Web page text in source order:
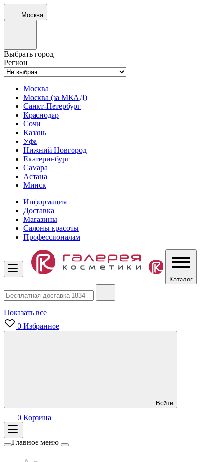
Москва
Выбрать город
Регион
Москва
Москва (за МКАД)
Санкт-Петербург
Краснодар
Сочи
Казань
Уфа
Нижний Новгород
Екатеринбург
Самара
Астана
Минск
Информация
Доставка
Магазины
Салоны красоты
Профессионалам
Каталог
Показать все
0 Избранное
Войти
0 Корзина
Главное меню